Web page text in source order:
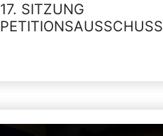
17. SITZUNG
PETITIONSAUSSCHUSS